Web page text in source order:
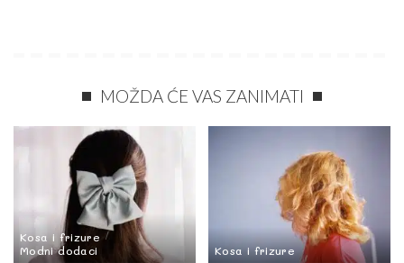
MOŽDA ĆE VAS ZANIMATI
Kosa i frizure
Modni dodaci
Kosa i frizure